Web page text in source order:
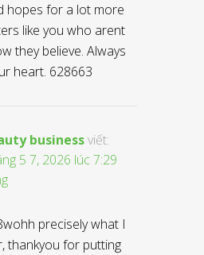
hopes for a lot more
like you who arent
they believe. Always
heart. 628663
businessviết:
5 7, 2026 lúc 7:29
precisely what I
thankyou for putting